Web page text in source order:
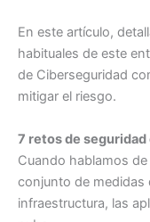
En este artículo,
habituales de este
de Ciberseguridad
mitigar el riesgo.
7 retos de seguridad
Cuando hablamos de
conjunto de medidas
infraestructura, las